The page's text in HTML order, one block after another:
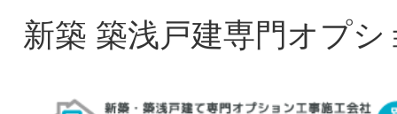
新築 築浅戸建専門オプ